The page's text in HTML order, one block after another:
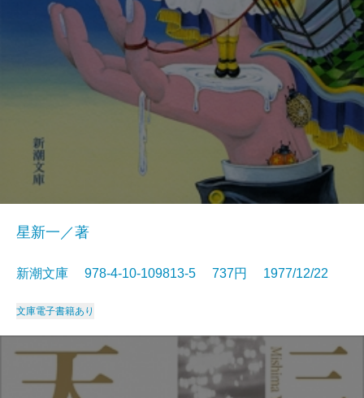
星新一／著
新潮文庫 978-4-10-109813-5 737円 1977/12/22
文庫電子書籍あり